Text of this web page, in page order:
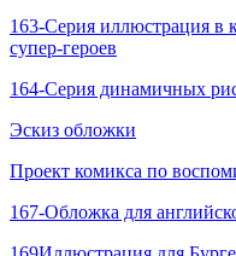
163-Серия иллюстрация в
супер-героев
164-Серия динамичных
Эскиз обложки
Проект комикса по
167-Обложка для